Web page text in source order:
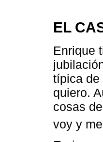
EL
Enrique
típica de
quiero.
cosas
voy y